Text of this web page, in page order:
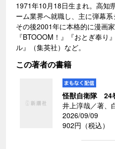
1971年10月18日生まれ。高知
ーム業界へ就職し、主に弾幕系
その後2001年に本格的に漫画
『BTOOOM！』『おとぎ奉り
ル』（集英社）など。
この著者の書籍
怪獣自衛隊 24
井上淳哉／著、
2026/09/09
902円（税込）